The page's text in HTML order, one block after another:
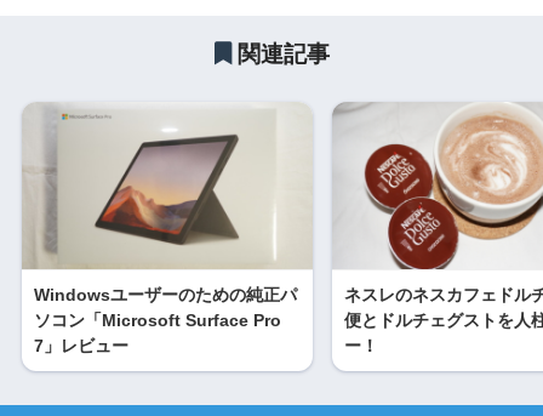
関連記事
Windowsユーザーのための純正パ
ソコン「Microsoft Surface Pro
7」レビュー
ネスレのネスカフェドル
便とドルチェグストを人
ー！